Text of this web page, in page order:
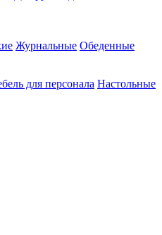
Журнальные Обеденные
для персонала Настольные